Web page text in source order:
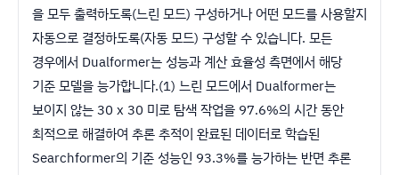
을 모두 출력하도록(느린 모드) 구성하거나 어떤 모드를 사용할지
자동으로 결정하도록(자동 모드) 구성할 수 있습니다. 모든
경우에서 Dualformer는 성능과 계산 효율성 측면에서 해당
기준 모델을 능가합니다.(1) 느린 모드에서 Dualformer는
보이지 않는 30 x 30 미로 탐색 작업을 97.6%의 시간 동안
최적으로 해결하여 추론 추적이 완료된 데이터로 학습된
Searchformer의 기준 성능인 93.3%를 능가하는 반면 추론